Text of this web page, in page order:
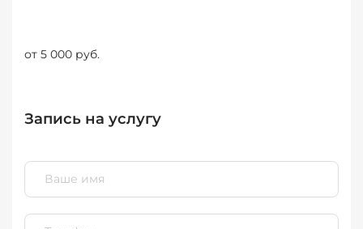
от 5 000 руб.
Запись на услугу